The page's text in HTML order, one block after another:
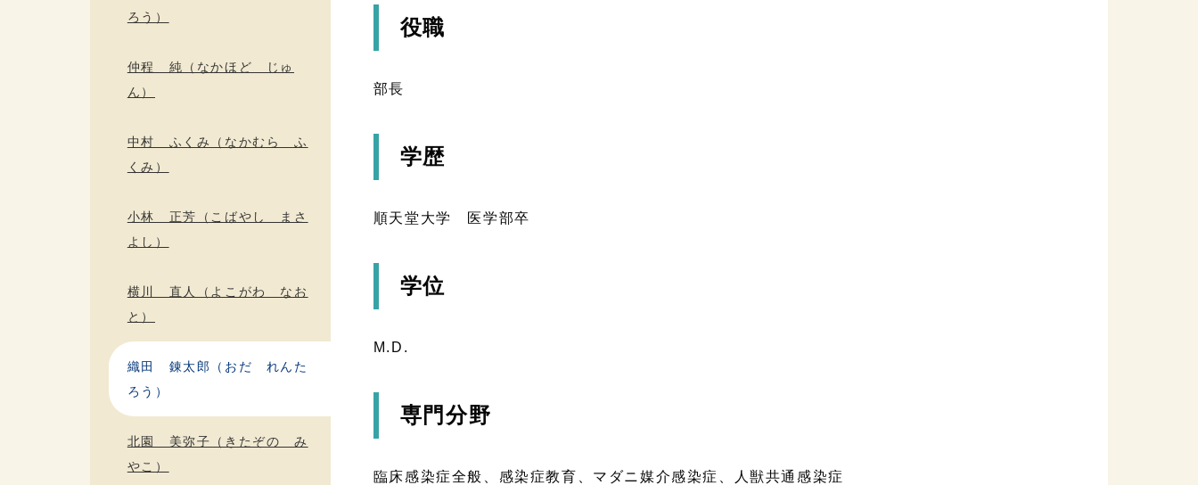
役職
部長
学歴
順天堂大学 医学部卒
学位
M.D.
専門分野
臨床感染症全般、感染症教育、マダニ媒介感染症、人獣共通感染症
ろう）
仲程 純（なかほど じゅ
ん）
中村 ふくみ（なかむら ふ
くみ）
小林 正芳（こばやし まさ
よし）
横川 直人（よこがわ なお
と）
織田 錬太郎（おだ れんた
ろう）
北園 美弥子（きたぞの み
やこ）